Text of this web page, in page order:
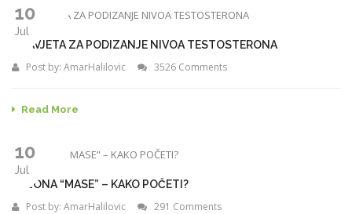
10
Jul
7 SAVJETA ZA PODIZANJE NIVOA TESTOSTERONA
Post by: AmarHalilovic 3526 Comments
Read More
10
Jul
SEZONA “MASE” – KAKO POČETI?
Post by: AmarHalilovic 291 Comments